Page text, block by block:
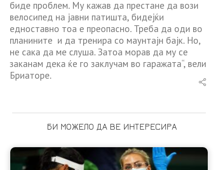
биде проблем. Му кажав да престане да вози
велосипед на јавни патишта, бидејќи
едноставно тоа е преопасно. Треба да оди во
планините и да тренира со маунтајн бајк. Но,
не сака да ме слуша. Затоа морав да му се
заканам дека ќе го заклучам во гаражата“, вели
Бриаторе.
БИ МОЖЕЛО ДА ВЕ ИНТЕРЕСИРА